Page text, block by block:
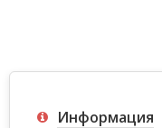
Информация